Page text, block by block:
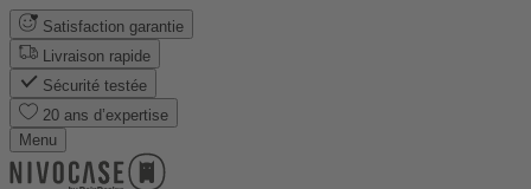
Satisfaction garantie
Livraison rapide
Sécurité testée
20 ans d’expertise
Menu